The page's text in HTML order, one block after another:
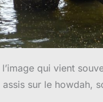
qui vient
sur le howdah,